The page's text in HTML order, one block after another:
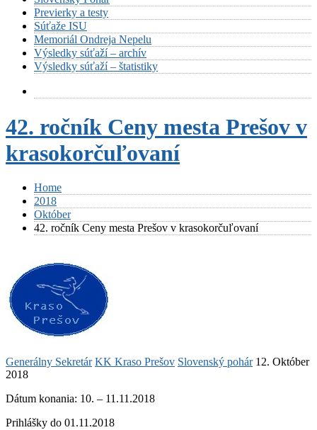
Previerky a testy
Súťaže ISU
Memoriál Ondreja Nepelu
Výsledky súťaží – archív
Výsledky súťaží – štatistiky
42. ročník Ceny mesta Prešov v
krasokorčuľovaní
Home
2018
Október
42. ročník Ceny mesta Prešov v krasokorčuľovaní
Generálny Sekretár KK Kraso Prešov Slovenský pohár 12. Október
2018
Dátum konania: 10. – 11.11.2018
Prihlášky do 01.11.2018